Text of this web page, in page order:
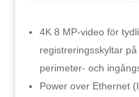
4K 8 MP-video för
registreringsskyltar
perimeter- och
Power over Ethernet